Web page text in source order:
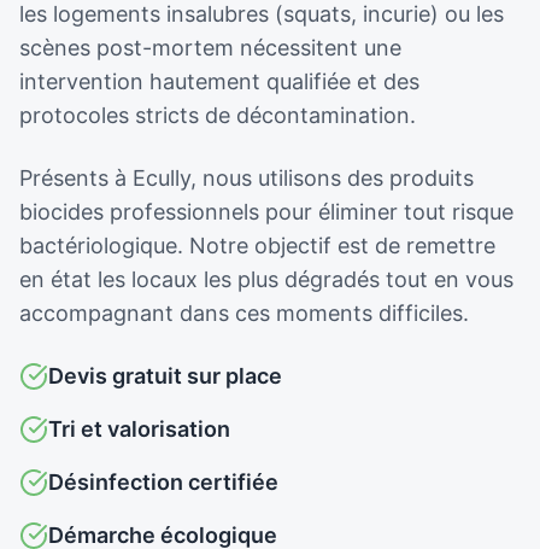
les logements insalubres (squats, incurie) ou les
scènes post-mortem nécessitent une
intervention hautement qualifiée et des
protocoles stricts de décontamination.
Présents à Ecully, nous utilisons des produits
biocides professionnels pour éliminer tout risque
bactériologique. Notre objectif est de remettre
en état les locaux les plus dégradés tout en vous
accompagnant dans ces moments difficiles.
Devis gratuit sur place
Tri et valorisation
Désinfection certifiée
Démarche écologique